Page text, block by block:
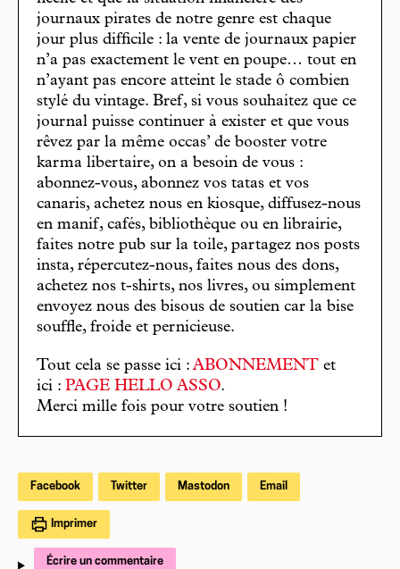
journaux pirates de notre genre est chaque
jour plus difficile : la vente de journaux papier
n’a pas exactement le vent en poupe… tout en
n’ayant pas encore atteint le stade ô combien
stylé du vintage. Bref, si vous souhaitez que ce
journal puisse continuer à exister et que vous
rêvez par la même occas’ de booster votre
karma libertaire, on a besoin de vous :
abonnez-vous, abonnez vos tatas et vos
canaris, achetez nous en kiosque, diffusez-nous
en manif, cafés, bibliothèque ou en librairie,
faites notre pub sur la toile, partagez nos posts
insta, répercutez-nous, faites nous des dons,
achetez nos t-shirts, nos livres, ou simplement
envoyez nous des bisous de soutien car la bise
souffle, froide et pernicieuse.
Tout cela se passe ici : ABONNEMENT et
ici : PAGE HELLO ASSO.
Merci mille fois pour votre soutien !
Facebook Twitter Mastodon Email
Imprimer
Écrire un commentaire